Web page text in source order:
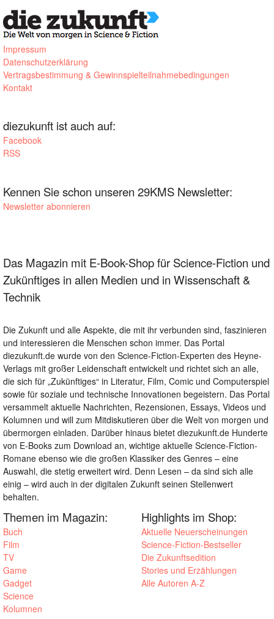
Impressum
Datenschutzerklärung
Vertragsbestimmung & Gewinnspielteilnahmebedingungen
Kontakt
diezukunft ist auch auf:
Facebook
RSS
Kennen Sie schon unseren 29KMS Newsletter:
Newsletter abonnieren
Das Magazin mit E-Book-Shop für Science-Fiction und
Zukünftiges in allen Medien und in Wissenschaft &
Technik
Die Zukunft und alle Aspekte, die mit ihr verbunden sind, faszinieren
und interessieren die Menschen schon immer. Das Portal
diezukunft.de wurde von den Science-Fiction-Experten des Heyne-
Verlags mit großer Leidenschaft entwickelt und richtet sich an alle,
die sich für „Zukünftiges“ in Literatur, Film, Comic und Computerspiel
sowie für soziale und technische Innovationen begeistern. Das Portal
versammelt aktuelle Nachrichten, Rezensionen, Essays, Videos und
Kolumnen und will zum Mitdiskutieren über die Welt von morgen und
übermorgen einladen. Darüber hinaus bietet diezukunft.de Hunderte
von E-Books zum Download an, wichtige aktuelle Science-Fiction-
Romane ebenso wie die großen Klassiker des Genres – eine
Auswahl, die stetig erweitert wird. Denn Lesen – da sind sich alle
einig – wird auch in der digitalen Zukunft seinen Stellenwert
behalten.
Themen im Magazin:
Buch
Film
TV
Game
Gadget
Science
Kolumnen
Highlights im Shop:
Aktuelle Neuerscheinungen
Science-Fiction-Bestseller
Die Zukunftsedition
Stories und Erzählungen
Alle Autoren A-Z